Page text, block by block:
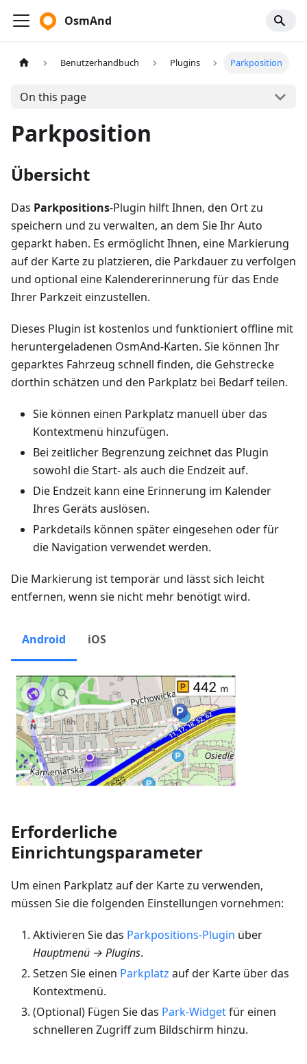
OsmAnd
Benutzerhandbuch Plugins Parkposition
On this page
Parkposition
Übersicht
Das Parkpositions-Plugin hilft Ihnen, den Ort zu
speichern und zu verwalten, an dem Sie Ihr Auto
geparkt haben. Es ermöglicht Ihnen, eine Markierung
auf der Karte zu platzieren, die Parkdauer zu verfolgen
und optional eine Kalendererinnerung für das Ende
Ihrer Parkzeit einzustellen.
Dieses Plugin ist kostenlos und funktioniert offline mit
heruntergeladenen OsmAnd-Karten. Sie können Ihr
geparktes Fahrzeug schnell finden, die Gehstrecke
dorthin schätzen und den Parkplatz bei Bedarf teilen.
Sie können einen Parkplatz manuell über das
Kontextmenü hinzufügen.
Bei zeitlicher Begrenzung zeichnet das Plugin
sowohl die Start- als auch die Endzeit auf.
Die Endzeit kann eine Erinnerung im Kalender
Ihres Geräts auslösen.
Parkdetails können später eingesehen oder für
die Navigation verwendet werden.
Die Markierung ist temporär und lässt sich leicht
entfernen, wenn sie nicht mehr benötigt wird.
Android iOS
Erforderliche
Einrichtungsparameter
Um einen Parkplatz auf der Karte zu verwenden,
müssen Sie die folgenden Einstellungen vornehmen:
Aktivieren Sie das Parkpositions-Plugin über
Hauptmenü → Plugins.
Setzen Sie einen Parkplatz auf der Karte über das
Kontextmenü.
(Optional) Fügen Sie das Park-Widgetfür einen
schnelleren Zugriff zum Bildschirm hinzu.